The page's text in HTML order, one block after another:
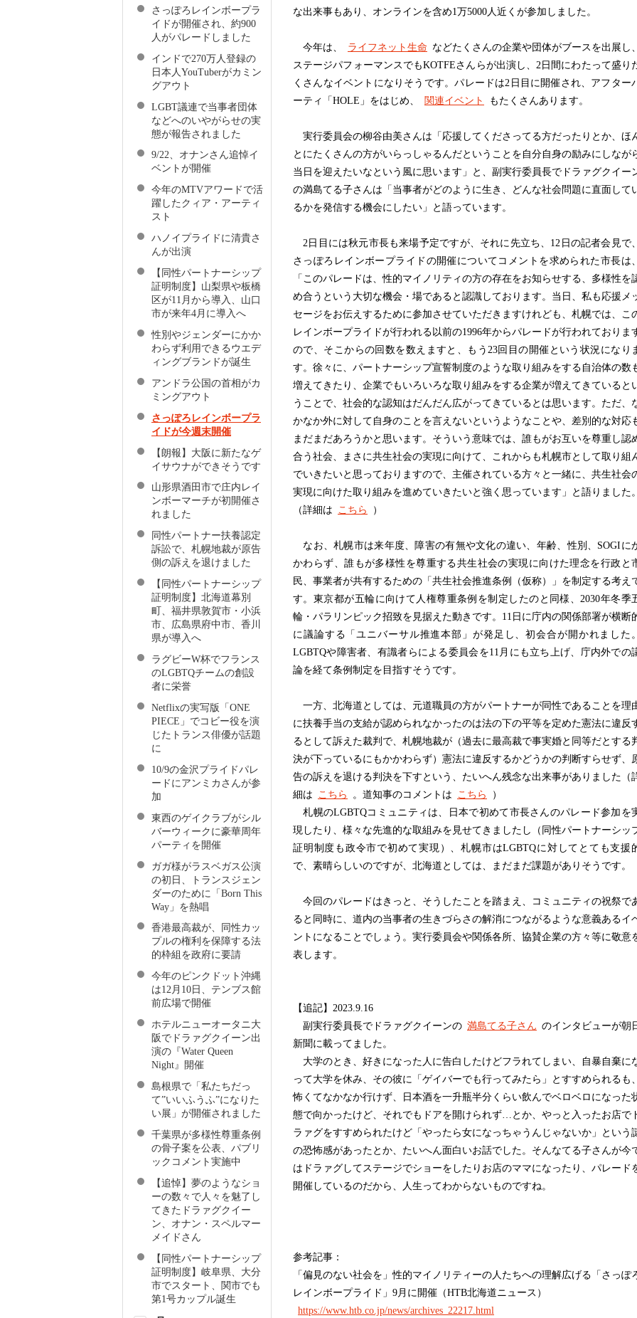
な出来事もあり、オンラインを含め1万5000人近くが参加しました。
今年は、 ライフネット生命 などたくさんの企業や団体がブースを出展し、
ステージパフォーマンスでもKOTFEさんらが出演し、2日間にわたって盛り
くさんなイベントになりそうです。パレードは2日目に開催され、アフター
ーティ「HOLE」をはじめ、
関連イベント もたくさんあります。
実行委員会の柳谷由美さんは「応援してくださってる方だったりとか、ほ
とにたくさんの方がいらっしゃるんだということを自分自身の励みにしなが
当日を迎えたいなという風に思います」と、副実行委員長でドラァグクイー
の満島てる子さんは「当事者がどのように生き、どんな社会問題に直面して
るかを発信する機会にしたい」と語っています。
2日目には秋元市長も来場予定ですが、それに先立ち、12日の記者会見で、
さっぽろレインボープライドの開催についてコメントを求められた市長は、
「このパレードは、性的マイノリティの方の存在をお知らせする、多様性を
め合うという大切な機会・場であると認識しております。当日、私も応援メ
セージをお伝えするために参加させていただきますけれども、札幌では、こ
レインボープライドが行われる以前の1996年からパレードが行われておりま
ので、そこからの回数を数えますと、もう23回目の開催という状況になり
す。徐々に、パートナーシップ宣誓制度のような取り組みをする自治体の数
増えてきたり、企業でもいろいろな取り組みをする企業が増えてきていると
うことで、社会的な認知はだんだん広がってきているとは思います。ただ、
かなか外に対して自身のことを言えないというようなことや、差別的な対応
まだまだあろうかと思います。そういう意味では、誰もがお互いを尊重し認
合う社会、まさに共生社会の実現に向けて、これからも札幌市として取り組
でいきたいと思っておりますので、主催されている方々と一緒に、共生社会
実現に向けた取り組みを進めていきたいと強く思っています」と語りました。
（詳細は こちら ）
なお、札幌市は来年度、障害の有無や文化の違い、年齢、性別、SOGIに
かわらず、誰もが多様性を尊重する共生社会の実現に向けた理念を行政と
民、事業者が共有するための「共生社会推進条例（仮称）」を制定する考え
す。東京都が五輪に向けて人権尊重条例を制定したのと同様、2030年冬季
輪・パラリンピック招致を見据えた動きです。11日に庁内の関係部署が横断
に議論する「ユニバーサル推進本部」が発足し、初会合が開かれました。
LGBTQや障害者、有識者らによる委員会を11月にも立ち上げ、庁内外での
論を経て条例制定を目指すそうです。
一方、北海道としては、元道職員の方がパートナーが同性であることを理
に扶養手当の支給が認められなかったのは法の下の平等を定めた憲法に違反
るとして訴えた裁判で、札幌地裁が（過去に最高裁で事実婚と同等だとする
決が下っているにもかかわらず）憲法に違反するかどうかの判断すらせず、
告の訴えを退ける判決を下すという、たいへん残念な出来事がありました（
細は こちら 。道知事のコメントは こちら
）
札幌のLGBTQコミュニティは、日本で初めて市長さんのパレード参加を
現したり、様々な先進的な取組みを見せてきましたし（同性パートナーシッ
証明制度も政令市で初めて実現）、札幌市はLGBTQに対してとても支援
で、素晴らしいのですが、北海道としては、まだまだ課題がありそうです。
今回のパレードはきっと、そうしたことを踏まえ、コミュニティの祝祭で
ると同時に、道内の当事者の生きづらさの解消につながるような意義あるイ
ントになることでしょう。実行委員会や関係各所、協賛企業の方々等に敬意
表します。
【追記】2023.9.16
副実行委員長でドラァグクイーンの 満島てる子さん のインタビューが朝
新聞に載ってました。
大学のとき、好きになった人に告白したけどフラれてしまい、自暴自棄に
って大学を休み、その彼に「ゲイバーでも行ってみたら」とすすめられるも、
怖くてなかなか行けず、日本酒を一升瓶半分くらい飲んでベロベロになった
態で向かったけど、それでもドアを開けられず…とか、やっと入ったお店で
ラァグをすすめられたけど「やったら女になっちゃうんじゃないか」という
の恐怖感があったとか、たいへん面白いお話でした。そんなてる子さんが今
はドラァグしてステージでショーをしたりお店のママになったり、パレード
開催しているのだから、人生ってわからないものですね。
参考記事：
「偏見のない社会を」性的マイノリティーの人たちへの理解広げる「さっぽ
レインボープライド」9月に開催（HTB北海道ニュース）
https://www.htb.co.jp/news/archives_22217.html
さっぽろレインボープラ
イドが開催され、約900
人がパレードしました
インドで270万人登録の
日本人YouTuberがカミン
グアウト
LGBT議連で当事者団体
などへのいやがらせの実
態が報告されました
9/22、オナンさん追悼イ
ベントが開催
今年のMTVアワードで活
躍したクィア・アーティ
スト
ハノイプライドに清貴さ
んが出演
【同性パートナーシップ
証明制度】山梨県や板橋
区が11月から導入、山口
市が来年4月に導入へ
性別やジェンダーにかか
わらず利用できるウエデ
ィングブランドが誕生
アンドラ公国の首相がカ
ミングアウト
さっぽろレインボープラ
イドが今週末開催
【朗報】大阪に新たなゲ
イサウナができそうです
山形県酒田市で庄内レイ
ンボーマーチが初開催さ
れました
同性パートナー扶養認定
訴訟で、札幌地裁が原告
側の訴えを退けました
【同性パートナーシップ
証明制度】北海道幕別
町、福井県敦賀市・小浜
市、広島県府中市、香川
県が導入へ
ラグビーW杯でフランス
のLGBTQチームの創設
者に栄誉
Netflixの実写版「ONE
PIECE」でコビー役を演
じたトランス俳優が話題
に
10/9の金沢プライドパレ
ードにアンミカさんが参
加
東西のゲイクラブがシル
バーウィークに豪華周年
パーティを開催
ガガ様がラスベガス公演
の初日、トランスジェン
ダーのために「Born This
Way」を熱唱
香港最高裁が、同性カッ
プルの権利を保障する法
的枠組を政府に要請
今年のピンクドット沖縄
は12月10日、テンブス館
前広場で開催
ホテルニューオータニ大
阪でドラァグクイーン出
演の『Water Queen
Night』開催
島根県で「私たちだっ
て”いいふうふ”になりた
い展」が開催されました
千葉県が多様性尊重条例
の骨子案を公表、パブリ
ックコメント実施中
【追悼】夢のようなショ
ーの数々で人々を魅了し
てきたドラァグクイー
ン、オナン・スペルマー
メイドさん
【同性パートナーシップ
証明制度】岐阜県、大分
市でスタート、関市でも
第1号カップル誕生